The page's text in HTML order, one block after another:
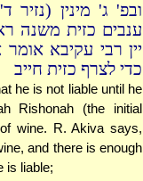
ובפ' ג' מינין (נזיר
ענבים כזית משנה
יין רבי עקיבא
כדי לצרף כזית חייב
he is not liable until he
Rishonah (the initial
wine. R. Akiva says,
and there is enough
is liable;